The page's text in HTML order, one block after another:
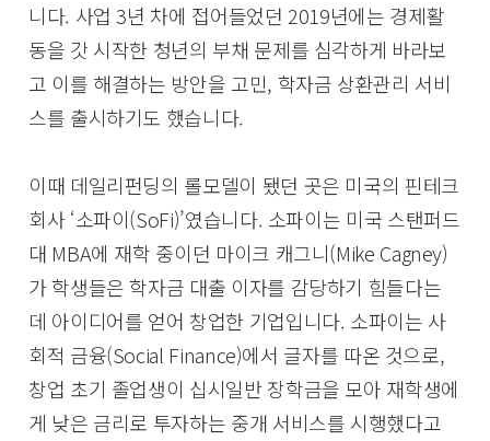
니다. 사업 3년 차에 접어들었던 2019년에는 경제활
동을 갓 시작한 청년의 부채 문제를 심각하게 바라보
고 이를 해결하는 방안을 고민, 학자금 상환관리 서비
스를 출시하기도 했습니다.
이때 데일리펀딩의 롤모델이 됐던 곳은 미국의 핀테크
회사 ‘소파이(SoFi)’였습니다. 소파이는 미국 스탠퍼드
대 MBA에 재학 중이던 마이크 캐그니(Mike Cagney)
가 학생들은 학자금 대출 이자를 감당하기 힘들다는
데 아이디어를 얻어 창업한 기업입니다. 소파이는 사
회적 금융(Social Finance)에서 글자를 따온 것으로,
창업 초기 졸업생이 십시일반 장학금을 모아 재학생에
게 낮은 금리로 투자하는 중개 서비스를 시행했다고